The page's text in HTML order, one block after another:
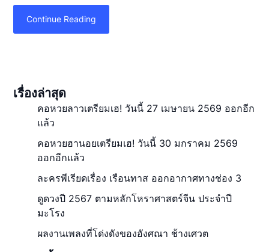
Continue Reading
เรื่องล่าสุด
คอหวยลาวเตรียมเฮ! วันนี้ 27 เมษายน 2569 ออกอีก
แล้ว
คอหวยฮานอยเตรียมเฮ! วันนี้ 30 มกราคม 2569
ออกอีกแล้ว
ละครพีเรียดเรื่อง เรือนทาส ออกอากาศทางช่อง 3
ดูดวงปี 2567 ตามหลักโหราศาสตร์จีน ประจำปี
มะโรง
ผลงานเพลงที่โด่งดังของอังศณา ช้างเศวต